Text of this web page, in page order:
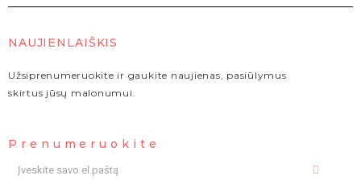
NAUJIENLAIŠKIS
Užsiprenumeruokite ir gaukite naujienas, pasiūlymus
skirtus jūsų malonumui.
Prenumeruokite